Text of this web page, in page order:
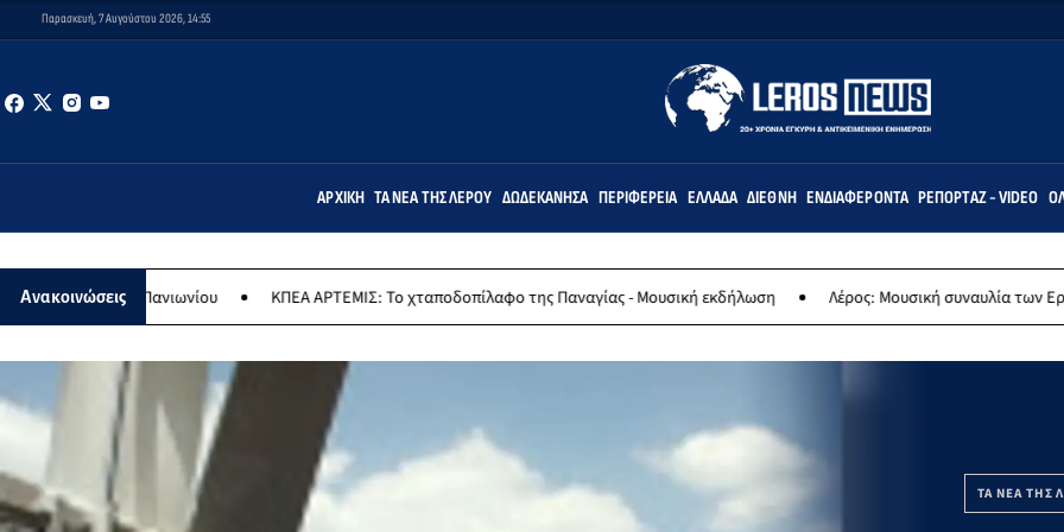
Παρασκευή, 7 Αυγούστου 2026, 14:55
ΑΡΧΙΚΉ ΤΑ ΝΈΑ ΤΗΣ ΛΈΡΟΥ ΔΩΔΕΚΆΝΗΣΑ ΠΕΡΙΦΈΡΕΙΑ ΕΛΛΆΔΑ ΔΙΕΘΝΉ ΕΝΔΙΑΦΈΡΟΝΤΑ ΡΕΠΟΡΤΆΖ - VIDEO
Ανακοινώσεις
Πανιωνίου ΚΠΕΑ ΑΡΤΕΜΙΣ: Το χταποδοπίλαφο της Παναγίας - Μουσική εκδήλωση Λέρος: Μουσική συναυλία των Εργαστηρίων
ΤΑ ΝΕΑ ΤΗΣ